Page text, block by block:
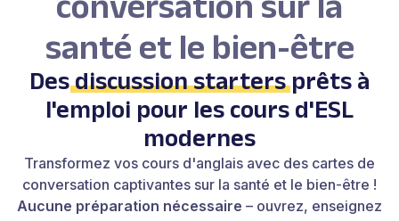
santé et le bien-être
Desdiscussion startersprêts à
l'emploi pour les cours d'ESL
modernes
Transformez vos cours d'anglais avec des cartes de
conversation captivantes sur la santé et le bien-être !
Aucune préparation nécessaire – ouvrez, enseignez